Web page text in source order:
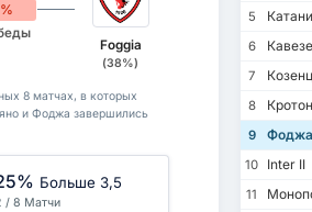
Foggia
(38%)
8 матчах, в которых
и Фоджа завершились
Больше 3,5
/ 8 Матчи
5
6
Кавезе
7
8
9
Фоджа
10
Inter II
11